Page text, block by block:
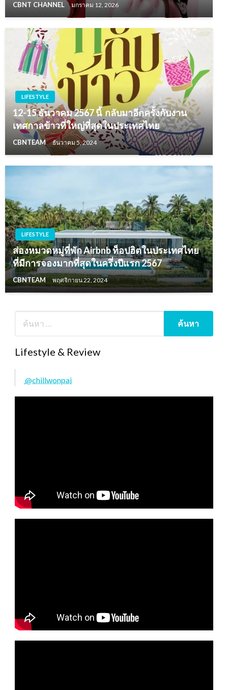
CBNT CHANNEL มกราคม 12, 2026
LIFESTYLE
12-15 ธันวาคม 2567 นี้ กลับมาอีกครั้งกับงาน
เทศกาลข้าวที่ใหญ่ที่สุดในประเทศไทย
CBNTEAM ธันวาคม 5, 2024
LIFESTYLE
ส่องหมวดหมู่ที่พัก Airbnb ท็อปฮิตในประเทศไทย
ที่มีการจองมากที่สุดในครึ่งปีแรก 2567
CBNTEAM พฤศจิกายน 22, 2024
Lifestyle & Review
@chillwonpai